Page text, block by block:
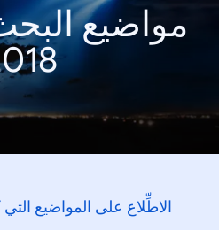
مواضيع
الاطِّلاع على المواضيع